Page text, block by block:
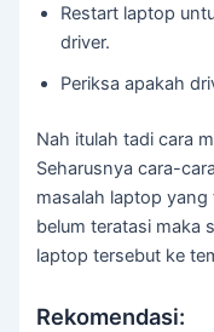
Restart laptop
driver.
Periksa apakah
Nah itulah tadi cara
Seharusnya cara-
masalah laptop yang
belum teratasi maka
laptop tersebut ke
Rekomendasi: